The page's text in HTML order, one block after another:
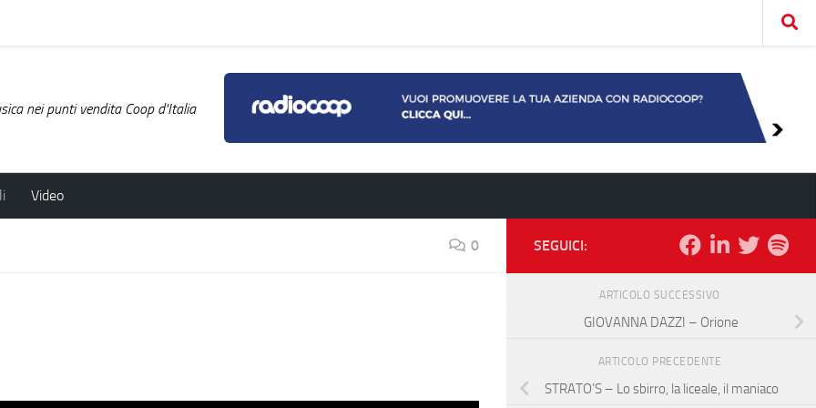
nei punti vendita Coop d'Italia
Video
0 SEGUICI:
ARTICOLO SUCCESSIVO
GIOVANNA DAZZI – Orione
ARTICOLO PRECEDENTE
STRATO’S – Lo sbirro, la liceale, il maniaco